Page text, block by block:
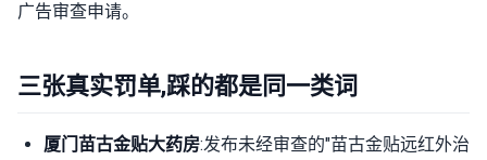
广告审查申请。
三张真实罚单,踩的都是同一类词
厦门苗古金贴大药房:发布未经审查的"苗古金贴远红外治